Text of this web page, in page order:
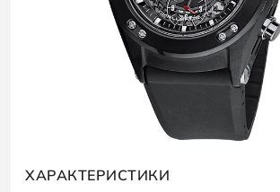
ХАРАКТЕРИСТИКИ